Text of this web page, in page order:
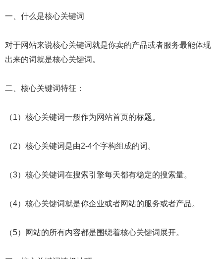
一、什么是核心关键词
对于网站来说核心关键词就是你卖的产品或者服务最能体现
出来的词就是核心关键词。
二、核心关键词特征：
（1）核心关键词一般作为网站首页的标题。
（2）核心关键词是由2-4个字构组成的词。
（3）核心关键词在搜索引擎每天都有稳定的搜索量。
（4）核心关键词就是你企业或者网站的服务或者产品。
（5）网站的所有内容都是围绕着核心关键词展开。